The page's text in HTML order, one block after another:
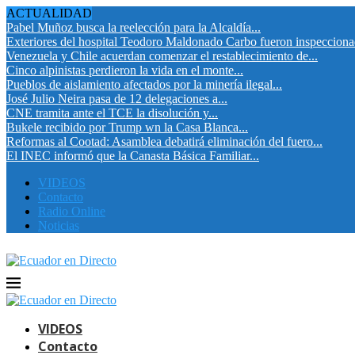
ACTUALIDAD
Pabel Muñoz busca la reelección para la Alcaldía...
Exteriores del hospital Teodoro Maldonado Carbo fueron
Venezuela y Chile acuerdan comenzar el restablecimiento de...
Cinco alpinistas perdieron la vida en el monte...
Pueblos de aislamiento afectados por la minería ilegal...
José Julio Neira pasa de 12 delegaciones a...
CNE tramita ante el TCE la disolución y...
Bukele recibido por Trump wn la Casa Blanca...
Reformas al Cootad: Asamblea debatirá eliminación del fuero...
El INEC informó que la Canasta Básica Familiar...
VIDEOS
Contacto
Radio Online
Noticias
VIDEOS
Contacto